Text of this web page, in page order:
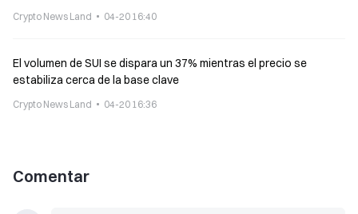
Crypto News Land 04-20 16:40
El volumen de SUI se dispara un 37% mientras el precio se
estabiliza cerca de la base clave
Crypto News Land 04-20 16:36
Comentar